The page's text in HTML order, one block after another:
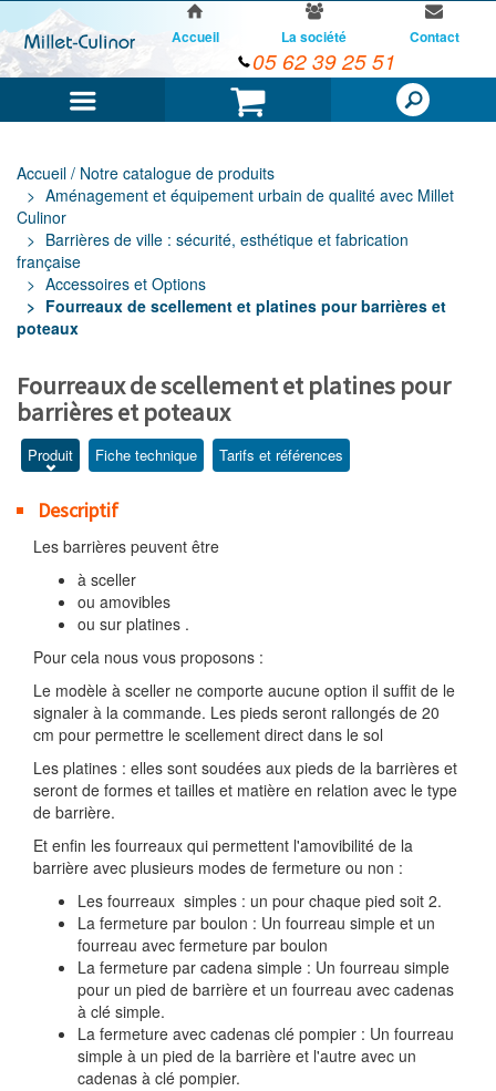
Panier
Accueil La société Contact
05 62 39 25 51
Accueil / Notre catalogue de produits
Aménagement et équipement urbain de qualité avec Millet
Culinor
Barrières de ville : sécurité, esthétique et fabrication
française
Accessoires et Options
Fourreaux de scellement et platines pour barrières et
poteaux
Fourreaux de scellement et platines pour
barrières et poteaux
Produit Fiche technique Tarifs et références
Descriptif
Les barrières peuvent être
à sceller
ou amovibles
ou sur platines .
Pour cela nous vous proposons :
Le modèle à sceller ne comporte aucune option il suffit de le
signaler à la commande. Les pieds seront rallongés de 20
cm pour permettre le scellement direct dans le sol
Les platines : elles sont soudées aux pieds de la barrières et
seront de formes et tailles et matière en relation avec le type
de barrière.
Et enfin les fourreaux qui permettent l'amovibilité de la
barrière avec plusieurs modes de fermeture ou non :
Les fourreaux simples : un pour chaque pied soit 2.
La fermeture par boulon : Un fourreau simple et un
fourreau avec fermeture par boulon
La fermeture par cadena simple : Un fourreau simple
pour un pied de barrière et un fourreau avec cadenas
à clé simple.
La fermeture avec cadenas clé pompier : Un fourreau
simple à un pied de la barrière et l'autre avec un
cadenas à clé pompier.